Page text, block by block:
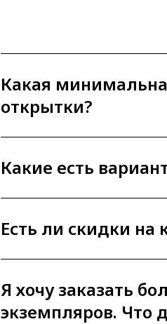
Какая
открытки?
Какие есть
Есть ли скидки на
Я хочу заказать
экземпляров. Что